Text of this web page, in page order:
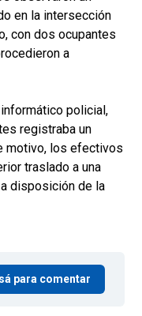
en la intersección
con dos ocupantes
a
policial,
registraba un
motivo, los efectivos
traslado a una
disposición de la
para comentar